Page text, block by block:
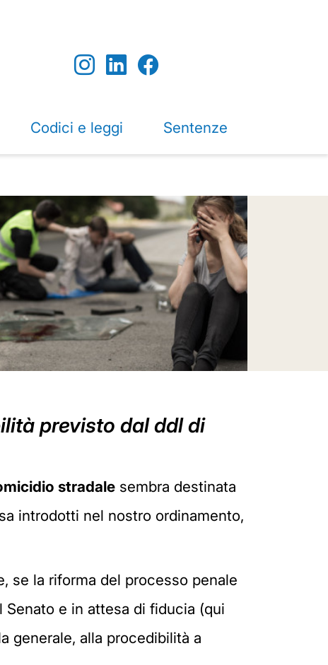
Codici e leggi Sentenze
previsto dal ddl di
stradale sembra destinata
introdotti nel nostro ordinamento,
se la riforma del processo penale
e in attesa di fiducia (qui
generale, alla procedibilità a